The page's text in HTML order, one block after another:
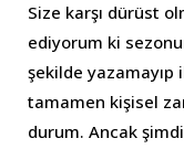
Size karşı dürüst
ediyorum ki
şekilde
tamamen kişisel
durum. Ancak